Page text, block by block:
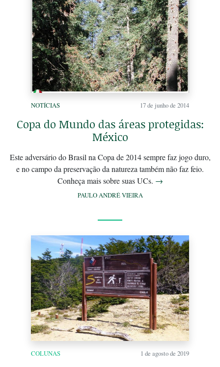
NOTÍCIAS 17 de junho de 2014
Copa do Mundo das áreas protegidas:
México
Este adversário do Brasil na Copa de 2014 sempre faz jogo duro,
e no campo da preservação da natureza também não faz feio.
Conheça mais sobre suas UCs. →
PAULO ANDRÉ VIEIRA
COLUNAS 1 de agosto de 2019